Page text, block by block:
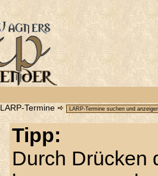
LARP-Termine
Tipp:
Durch Drücken